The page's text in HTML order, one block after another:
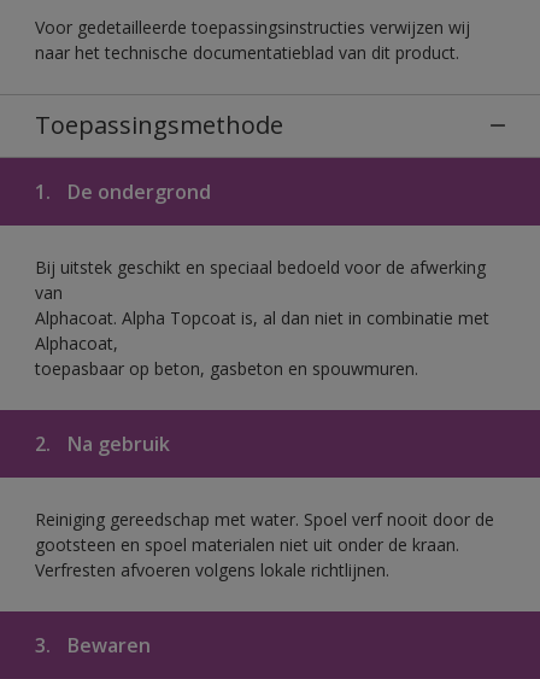
Voor gedetailleerde toepassingsinstructies verwijzen wij
naar het technische documentatieblad van dit product.
Toepassingsmethode
1. De ondergrond
Bij uitstek geschikt en speciaal bedoeld voor de afwerking
van
Alphacoat. Alpha Topcoat is, al dan niet in combinatie met
Alphacoat,
toepasbaar op beton, gasbeton en spouwmuren.
2. Na gebruik
Reiniging gereedschap met water. Spoel verf nooit door de
gootsteen en spoel materialen niet uit onder de kraan.
Verfresten afvoeren volgens lokale richtlijnen.
3. Bewaren